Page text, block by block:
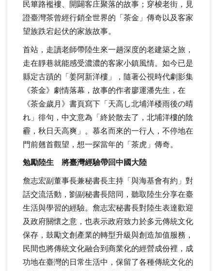
民篳路襤褸、開闢客庄聚落的故事；穿梭老街，見
證臺灣茶曾經行銷全世界的「茶金」傳奇以及客家
望族跌宕起伏的家族故事。
首站，走讀老師帶陸生來一趟深度的老建築之旅，
走在靜巷就能感受濃濃的客家小鎮風情。如今已是
縣定古蹟的「姜阿新洋樓」，隨著公視時代劇影集
《茶金》劇情落幕，故事的作者廖運潘先生，在
《茶金歲月》書頁寫下「天高し北埔洋楼雨後の晴
れ」徘句，中文意為「終於散去了，北埔洋樓的陰
霾，秋日天高爽」。慕名而來的一行人，不停地在
門前翹首觀望，想一探當年的「茶虎」傳奇。
勉勵陸生 將臺灣經驗帶回中國大陸
詹志宏副董事長兼秘書長主持「與海基會有約」對
話交流活動，劉副秘書長陪同，聽取陸生分享在臺
生活與學習的經驗。詹志宏秘書長對陸生表達歡迎
及政府關懷之意，也表示政府致力於多元傳統文化
保存，鼓勵文創產業的轉型升級與創造加值服務，
民間也將傳統文化融合到商業化的經營成份裡，成
功地在臺灣的日常生活中，保留了各種傳統文化的